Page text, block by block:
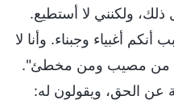
ولكنني لا أستطيع.
أغبياء وجبناء. وأنا لا
من مصيب ومن مخطئ".
عن الحق، ويقولون له: